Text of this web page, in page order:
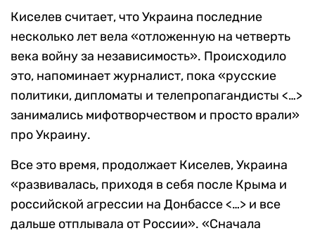
Киселев считает, что Украина последние
несколько лет вела «отложенную на четверть
века войну за независимость». Происходило
это, напоминает журналист, пока «русские
политики, дипломаты и телепропагандисты <…>
занимались мифотворчеством и просто врали»
про Украину.
Все это время, продолжает Киселев, Украина
«развивалась, приходя в себя после Крыма и
российской агрессии на Донбассе <…> и все
дальше отплывала от России». «Сначала